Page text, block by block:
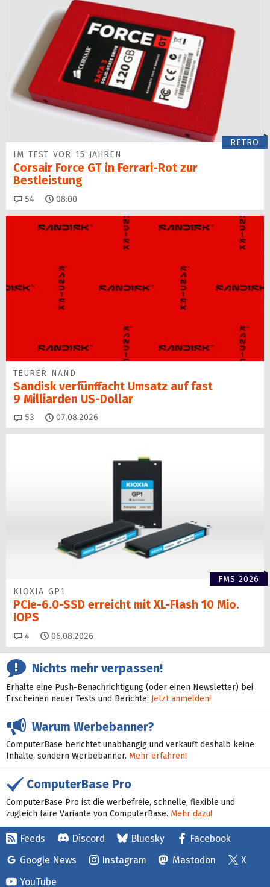
RETRO
IM TEST VOR 15 JAHREN
Corsair Force GT in Ferrari-Rot zur
Bestleistung
54 Kommentare
08:00
TEURER NAND
Sandisk verfünffacht Umsatz auf fast
9 Milliarden US-Dollar
53 Kommentare
07.08.2026
FMS 2026
KIOXIA GP1
PCIe-6.0-SSD erreicht mit XL-Flash 10 Mio.
IOPS
4 Kommentare
06.08.2026
Nichts mehr verpassen!
Erhalte eine Push-Benachrichtigung (oder einen Newsletter) bei
Erscheinen neuer Tests und Berichte: Jetzt anmelden!
Warum Werbebanner?
ComputerBase berichtet unabhängig und verkauft deshalb keine
Inhalte, sondern Werbebanner. Mehr erfahren!
ComputerBase Pro
ComputerBase Pro ist die werbefreie, schnelle, flexible und
zugleich faire Variante von ComputerBase. Mehr dazu!
Feeds Discord Bluesky
Facebook
Google News
Instagram Mastodon
X
YouTube